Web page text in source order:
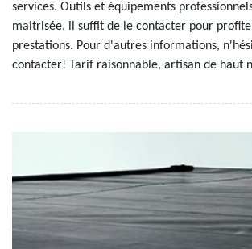
services. Outils et équipements
maitrisée, il suffit de le contacter pour
prestations. Pour d'autres informations,
contacter! Tarif raisonnable, artisan de haut